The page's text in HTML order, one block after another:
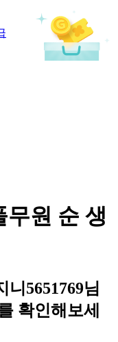
무원 순 생
5651769님
확인해보세